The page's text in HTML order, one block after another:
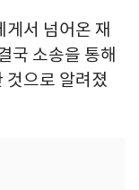
서 넘어온 재
국 소송을 통해
것으로 알려졌